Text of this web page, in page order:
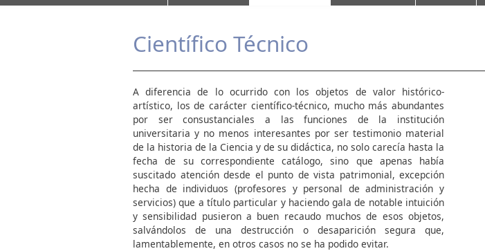
Científico Técnico
A diferencia de lo ocurrido con los objetos de valor histórico-
artístico, los de carácter científico-técnico, mucho más abundantes
por ser consustanciales a las funciones de la institución
universitaria y no menos interesantes por ser testimonio material
de la historia de la Ciencia y de su didáctica, no solo carecía hasta la
fecha de su correspondiente catálogo, sino que apenas había
suscitado atención desde el punto de vista patrimonial, excepción
hecha de individuos (profesores y personal de administración y
servicios) que a título particular y haciendo gala de notable intuición
y sensibilidad pusieron a buen recaudo muchos de esos objetos,
salvándolos de una destrucción o desaparición segura que,
lamentablemente, en otros casos no se ha podido evitar.